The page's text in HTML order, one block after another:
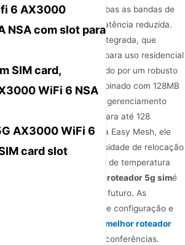
6 AX3000
NSA com slot para
SIM card,
WiFi 6 NSA
AX3000 WiFi 6
card slot
3000Mbps, utilizando ambas as bandas de
otimizado e latência reduzida.
é a capacidade de voz integrada, que
nítidas, tornando-o ideal para uso residencial
O roteador é alimentado por um robusto
256MB de RAM, combinado com 128MB
multitarefa suave e gerenciamento
Com suporte para até 128
como a tecnologia Easy Mesh, ele
a casa sem a necessidade de relocação
em uma ampla faixa de temperatura
suporte IPv6, esteroteador 5g simé
e preparação para o futuro. As
sua facilidade de configuração e
tornando-o um confiável
melhor roteador
streaming, jogos e videoconferências.